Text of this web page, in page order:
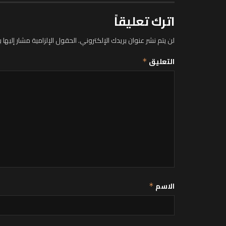
اترك تعليقاً
لن يتم نشر عنوان بريدك الإلكتروني.الحقول الإلزامية مشار إليها
التعليق *
الاسم *